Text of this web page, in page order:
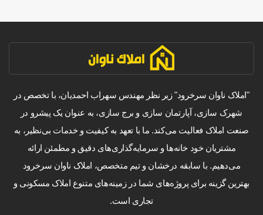
"املاک ناوان سرخرود" زیر نظر مهندس سهراب احمدیان، با تخصص در
شهرک سازی، آپارتمان سازی و برج سازی، به عنوان یک پیشرو در
صنعت املاک فعالیت می‌کند. ما با تعهد به کیفیت و خدمات بی‌نظیر، به
مشتریان خود خانه‌ها و سرمایه‌گذاری‌های دقیق و مطمئن ارائه
می‌دهیم. با سابقه درخشان و تیم متخصص، املاک ناوان سرخرود
بهترین گزینه برای پروژه‌های شما در زمینه‌های متنوع املاک مسکونی و
تجاری است.